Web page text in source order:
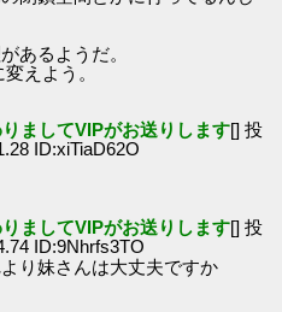
あるようだ。
変えよう。
ましてVIPがお送りします[] 投
ID:xiTiaD62O
ましてVIPがお送りします[] 投
ID:9Nhrfs3TO
り妹さんは大丈夫ですか